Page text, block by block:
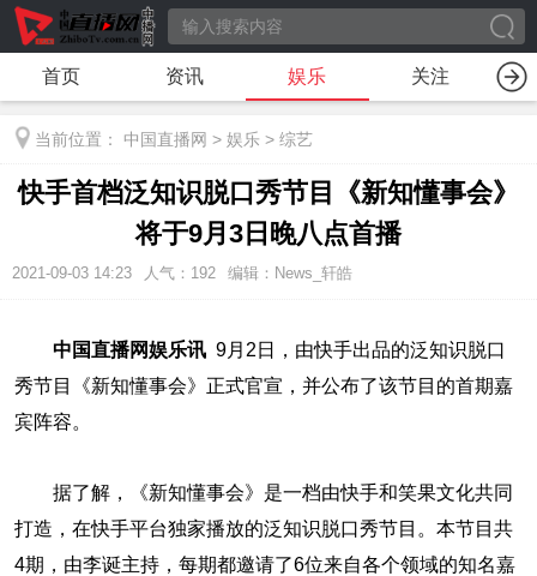
首页 资讯 娱乐 关注
当前位置： 中国直播网 > 娱乐 > 综艺
快手首档泛知识脱口秀节目《新知懂事会》
将于9月3日晚八点首播
2021-09-03 14:23 人气： 192 编辑：News_轩皓
中国直播网娱乐讯 9月2日，由快手出品的泛知识脱口
秀节目《新知懂事会》正式官宣，并公布了该节目的首期嘉
宾阵容。
据了解，《新知懂事会》是一档由快手和笑果文化共同
打造，在快手平台独家播放的泛知识脱口秀节目。本节目共
4期，由李诞主持，每期都邀请了6位来自各个领域的知名嘉